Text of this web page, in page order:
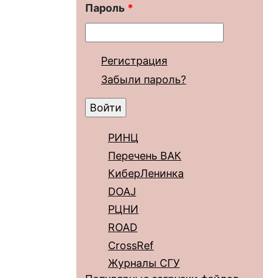
Пароль *
Регистрация
Забыли пароль?
РИНЦ
Перечень ВАК
КиберЛенинка
DOAJ
РЦНИ
ROAD
CrossRef
Журналы СГУ